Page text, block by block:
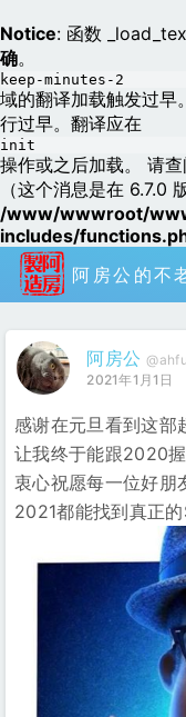
Notice: 函数
确。
keep-minutes-2
域的翻译加载触发过早
行过早。翻译应在
init
操作或之后加载。 请查
（这个消息是在 6.7.0
/www/wwwroot/
includes/
阿房公的不
阿房公
2021年1月1日
感谢在元旦看到这部
让我终于能跟2020
衷心祝愿每一位好朋
2021都能找到真正的